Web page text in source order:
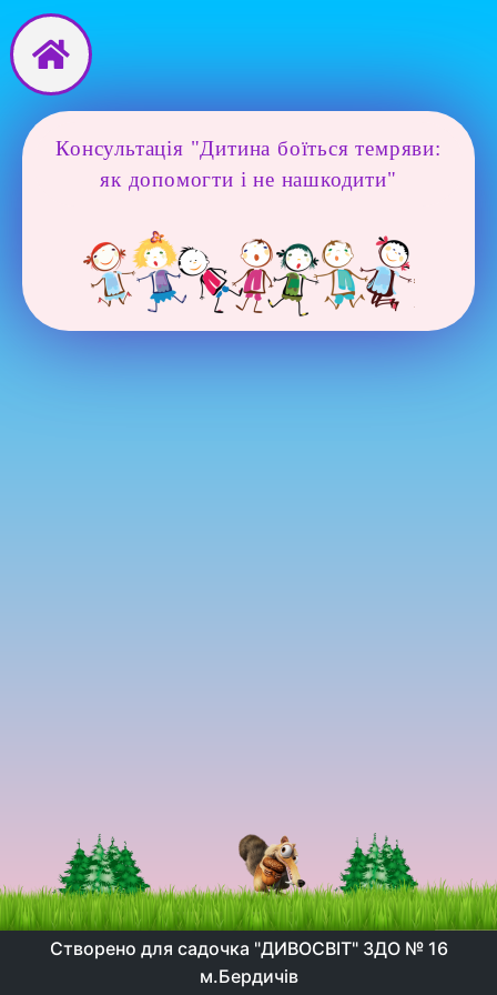
Перейти
до
вмісту
Консультація "Дитина боїться темряви:
як допомогти і не нашкодити"
Створено для садочка "ДИВОСВІТ" ЗДО № 16
м.Бердичів